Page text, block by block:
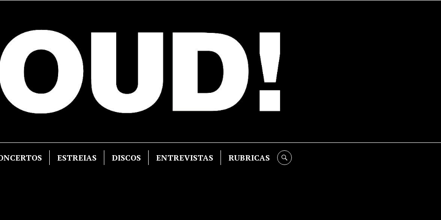
ESTREIAS DISCOS ENTREVISTAS RUBRICAS SEARCH